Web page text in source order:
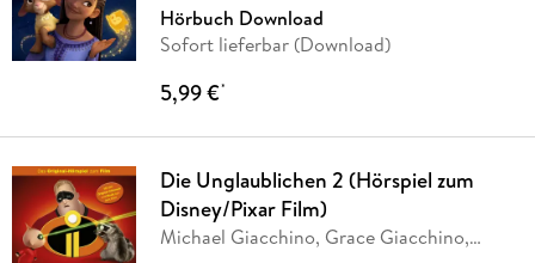
Hörbuch Download
Sofort lieferbar (Download)
5,99 €*
Die Unglaublichen 2 (Hörspiel zum
Disney/Pixar Film)
Michael Giacchino, Grace Giacchino,